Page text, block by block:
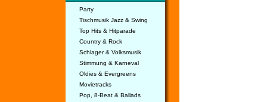
Party
Tischmusik Jazz & Swing
Top Hits & Hitparade
Country & Rock
Schlager & Volksmusik
Stimmung & Karneval
Oldies & Evergreens
Movietracks
Pop, 8-Beat & Ballads